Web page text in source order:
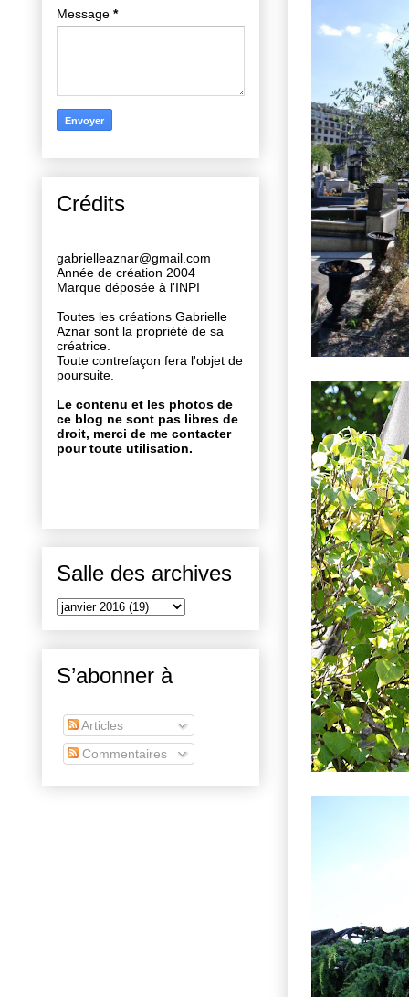
Message *
Crédits
gabrielleaznar@gmail.com
Année de création 2004
Marque déposée à l'INPI
Toutes les créations Gabrielle
Aznar sont la propriété de sa
créatrice.
Toute contrefaçon fera l'objet de
poursuite.
Le contenu et les photos de
ce blog ne sont pas libres de
droit, merci de me contacter
pour toute utilisation.
Salle des archives
S’abonner à
Articles
Commentaires